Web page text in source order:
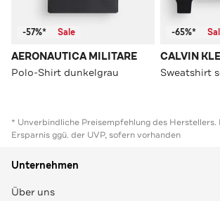
-57%* Sale
AERONAUTICA MILITARE
Polo-Shirt dunkelgrau
-65%*
CALVIN
Sweatshirt
* Unverbindliche Preisempfehlung des Herstellers.
Ersparnis ggü. der UVP, sofern vorhanden
Unternehmen
Über uns